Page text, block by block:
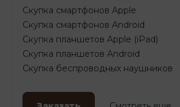
Скупка смартфонов Apple
Скупка смартфонов Android
Скупка планшетов Apple (iPad)
Скупка планшетов Android
Скупка беспроводных наушников